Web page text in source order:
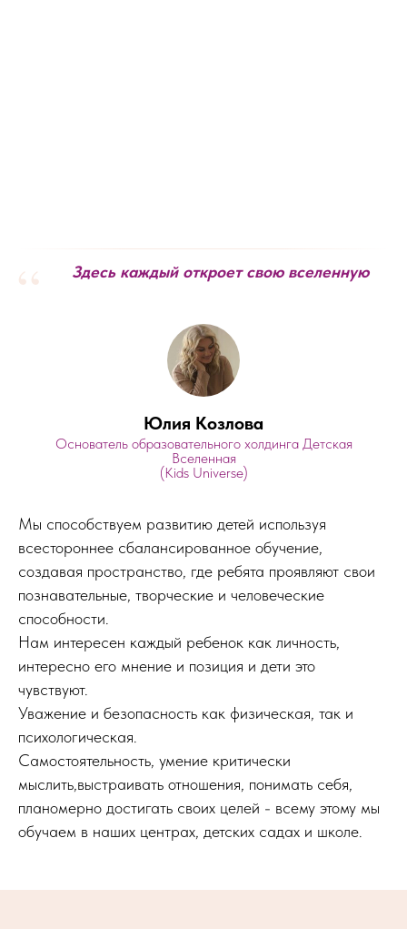
“ Здесь каждый откроет свою вселенную
Юлия Козлова
Основатель образовательного холдинга Детская
Вселенная
(Kids Universe)
Мы способствуем развитию детей используя
всестороннее сбалансированное обучение,
создавая пространство, где ребята проявляют свои
познавательные, творческие и человеческие
способности.
Нам интересен каждый ребенок как личность,
интересно его мнение и позиция и дети это
чувствуют.
Уважение и безопасность как физическая, так и
психологическая.
Самостоятельность, умение критически
мыслить,выстраивать отношения, понимать себя,
планомерно достигать своих целей - всему этому мы
обучаем в наших центрах, детских садах и школе.